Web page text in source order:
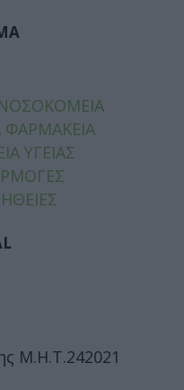
ΥΓΕΙΑΣ
Μ.Η.Τ.242021